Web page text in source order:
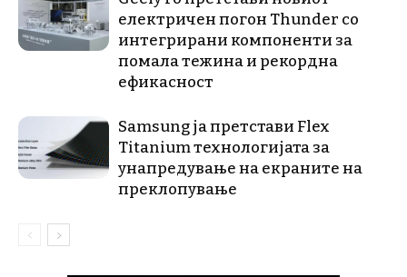
електричен погон Thunder со
интегрирани компоненти за
помала тежина и рекордна
ефикасност
Samsung ја претстави Flex
Titanium технологијата за
унапредување на екраните на
преклопување